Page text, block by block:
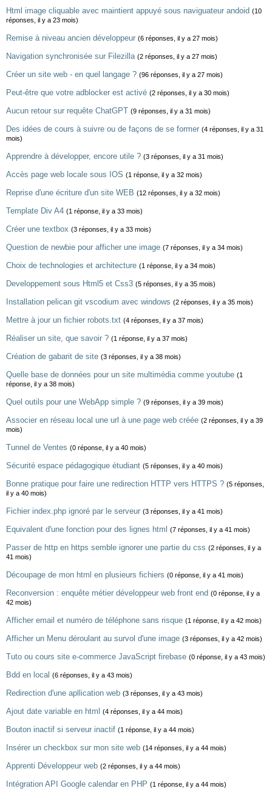
Html image cliquable avec maintient appuyé sous naviguateur andoid (10
réponses, il y a 23 mois)
Remise à niveau ancien développeur (6 réponses, il y a 27 mois)
Navigation synchronisée sur Filezilla (2 réponses, il y a 27 mois)
Créer un site web - en quel langage ? (96 réponses, il y a 27 mois)
Peut-être que votre adblocker est activé (2 réponses, il y a 30 mois)
Aucun retour sur requête ChatGPT (9 réponses, il y a 31 mois)
Des idées de cours à suivre ou de façons de se former (4 réponses, il y a 31
mois)
Apprendre à développer, encore utile ? (3 réponses, il y a 31 mois)
Accès page web locale sous IOS (1 réponse, il y a 32 mois)
Reprise d'une écriture d'un site WEB (12 réponses, il y a 32 mois)
Template Div A4 (1 réponse, il y a 33 mois)
Créer une textbox (3 réponses, il y a 33 mois)
Question de newbie pour afficher une image (7 réponses, il y a 34 mois)
Choix de technologies et architecture (1 réponse, il y a 34 mois)
Developpement sous Html5 et Css3 (5 réponses, il y a 35 mois)
Installation pelican git vscodium avec windows (2 réponses, il y a 35 mois)
Mettre à jour un fichier robots.txt (4 réponses, il y a 37 mois)
Réaliser un site, que savoir ? (1 réponse, il y a 37 mois)
Création de gabarit de site (3 réponses, il y a 38 mois)
Quelle base de données pour un site multimédia comme youtube (1
réponse, il y a 38 mois)
Quel outils pour une WebApp simple ? (9 réponses, il y a 39 mois)
Associer en réseau local une url à une page web créée (2 réponses, il y a 39
mois)
Tunnel de Ventes (0 réponse, il y a 40 mois)
Sécurité espace pédagogique étudiant (5 réponses, il y a 40 mois)
Bonne pratique pour faire une redirection HTTP vers HTTPS ? (5 réponses,
il y a 40 mois)
Fichier index.php ignoré par le serveur (3 réponses, il y a 41 mois)
Equivalent d'une fonction pour des lignes html (7 réponses, il y a 41 mois)
Passer de http en https semble ignorer une partie du css (2 réponses, il y a
41 mois)
Découpage de mon html en plusieurs fichiers (0 réponse, il y a 41 mois)
Reconversion : enquête métier développeur web front end (0 réponse, il y a
42 mois)
Afficher email et numéro de téléphone sans risque (1 réponse, il y a 42 mois)
Afficher un Menu déroulant au survol d'une image (3 réponses, il y a 42 mois)
Tuto ou cours site e-commerce JavaScript firebase (0 réponse, il y a 43 mois)
Bdd en local (6 réponses, il y a 43 mois)
Redirection d'une apllication web (3 réponses, il y a 43 mois)
Ajout date variable en html (4 réponses, il y a 44 mois)
Bouton inactif si serveur inactif (1 réponse, il y a 44 mois)
Insérer un checkbox sur mon site web (14 réponses, il y a 44 mois)
Apprenti Développeur web (2 réponses, il y a 44 mois)
Intégration API Google calendar en PHP (1 réponse, il y a 44 mois)